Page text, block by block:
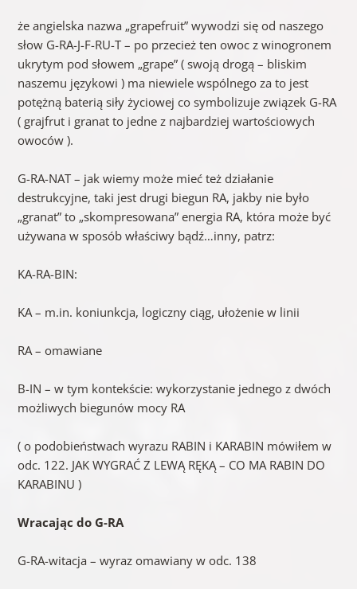
że angielska nazwa „grapefruit” wywodzi się od naszego
słow G-RA-J-F-RU-T – po przecież ten owoc z winogronem
ukrytym pod słowem „grape” ( swoją drogą – bliskim
naszemu językowi ) ma niewiele wspólnego za to jest
potężną baterią siły życiowej co symbolizuje związek G-RA
( grajfrut i granat to jedne z najbardziej wartościowych
owoców ).
G-RA-NAT – jak wiemy może mieć też działanie
destrukcyjne, taki jest drugi biegun RA, jakby nie było
„granat” to „skompresowana” energia RA, która może być
używana w sposób właściwy bądź…inny, patrz:
KA-RA-BIN:
KA – m.in. koniunkcja, logiczny ciąg, ułożenie w linii
RA – omawiane
B-IN – w tym kontekście: wykorzystanie jednego z dwóch
możliwych biegunów mocy RA
( o podobieństwach wyrazu RABIN i KARABIN mówiłem w
odc. 122. JAK WYGRAĆ Z LEWĄ RĘKĄ – CO MA RABIN DO
KARABINU )
Wracając do G-RA
G-RA-witacja – wyraz omawiany w odc. 138